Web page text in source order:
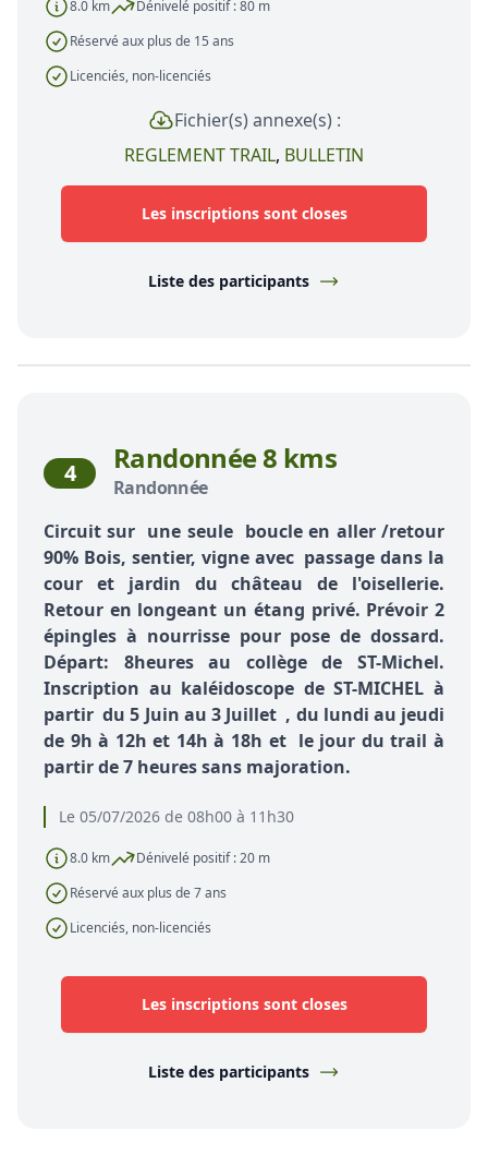
8.0 km
Dénivelé positif : 80 m
Réservé aux plus de 15 ans
Licenciés, non-licenciés
Fichier(s) annexe(s) :
REGLEMENT TRAIL, BULLETIN
Les inscriptions sont closes
Liste des participants
Le 05/07/2026 de 08h00 à 11h30
8.0 km
Dénivelé positif : 20 m
Réservé aux plus de 7 ans
Licenciés, non-licenciés
4 Randonnée 8 kms
Randonnée
Circuit sur une seule boucle en aller /retour
90% Bois, sentier, vigne avec passage dans la
cour et jardin du château de l'oisellerie.
Retour en longeant un étang privé. Prévoir 2
épingles à nourrisse pour pose de dossard.
Départ: 8heures au collège de ST-Michel.
Inscription au kaléidoscope de ST-MICHEL à
partir du 5 Juin au 3 Juillet , du lundi au jeudi
de 9h à 12h et 14h à 18h et le jour du trail à
partir de 7 heures sans majoration.
Les inscriptions sont closes
Liste des participants